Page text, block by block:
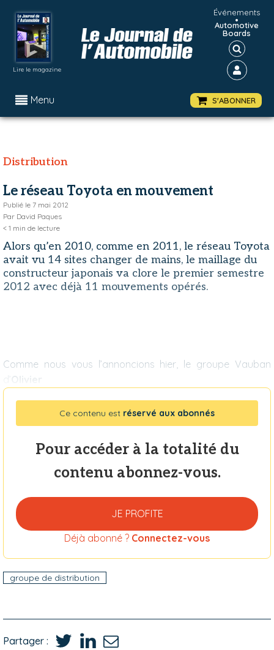
Lire le magazine
Événements
•
Automotive
Boards
Menu S'ABONNER
Distribution
Le réseau Toyota en mouvement
Publié le 7 mai 2012
Par David Paques
< 1 min de lecture
Alors qu’en 2010, comme en 2011, le réseau Toyota
avait vu 14 sites changer de mains, le maillage du
constructeur japonais va clore le premier semestre
2012 avec déjà 11 mouvements opérés.
Comme nous vous l’annoncions hier, le groupe Vauban
Olivier
Ce contenu est réservé aux abonnés
Pour accéder à la totalité du
contenu abonnez-vous.
JE PROFITE
Déjà abonné ? Connectez-vous
groupe de distribution
Partager :